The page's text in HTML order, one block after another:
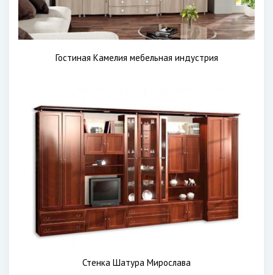
Гостиная Камелия мебельная индустрия
Стенка Шатура Мирослава